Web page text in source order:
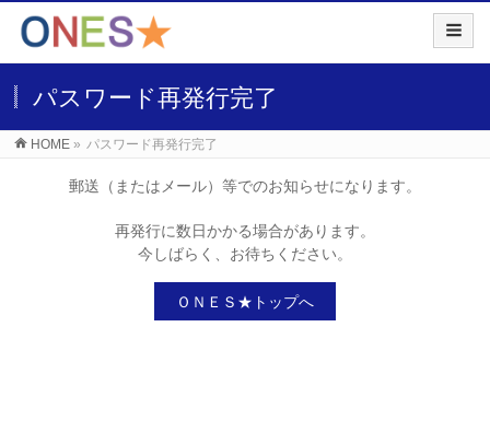
パスワード再発行完了
HOME » パスワード再発行完了
郵送（またはメール）等でのお知らせになります。
再発行に数日かかる場合があります。
今しばらく、お待ちください。
ＯＮＥＳ★トップへ